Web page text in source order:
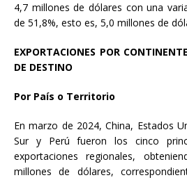
4,7 millones de dólares con una
de 51,8%, esto es, 5,0 millones de
EXPORTACIONES POR
DE DESTINO
Por País o Territorio
En marzo de 2024, China, Estados
Sur y Perú fueron los cinco
exportaciones regionales,
millones de dólares,